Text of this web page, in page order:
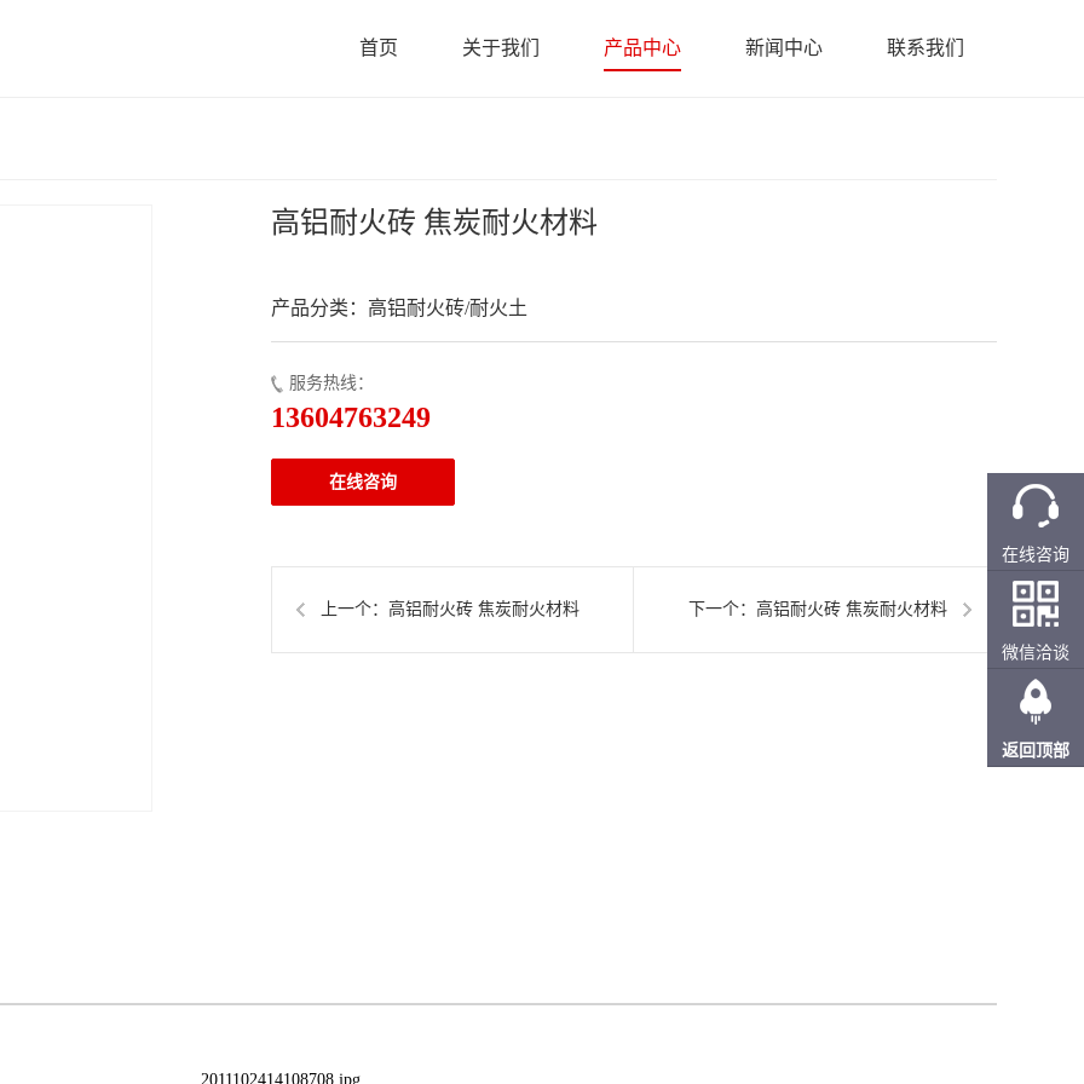
首页 关于我们 产品中心 新闻中心 联系我们
高铝耐火砖 焦炭耐火材料
产品分类：高铝耐火砖/耐火土
服务热线：
13604763249
在线咨询
上一个： 高铝耐火砖 焦炭耐火材料 下一个： 高铝耐火砖 焦炭耐火材料
在线咨询
微信洽谈
返回顶部